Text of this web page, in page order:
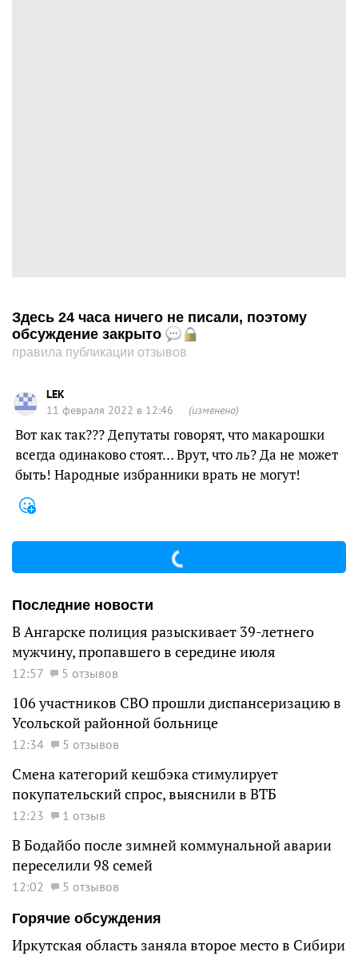
Здесь 24 часа ничего не писали, поэтому
обсуждение закрыто
правила публикации отзывов
LEK
11 февраля 2022 в 12:46
(изменено)
Вот как так??? Депутаты говорят, что макарошки
всегда одинаково стоят… Врут, что ль? Да не может
быть! Народные избранники врать не могут!
Последние новости
В Ангарске полиция разыскивает 39-летнего
мужчину, пропавшего в середине июля
12:57 5 отзывов
106 участников СВО прошли диспансеризацию в
Усольской районной больнице
12:34 5 отзывов
Смена категорий кешбэка стимулирует
покупательский спрос, выяснили в ВТБ
12:23 1 отзыв
В Бодайбо после зимней коммунальной аварии
переселили 98 семей
12:02
5 отзывов
Горячие обсуждения
Иркутская область заняла второе место в Сибири